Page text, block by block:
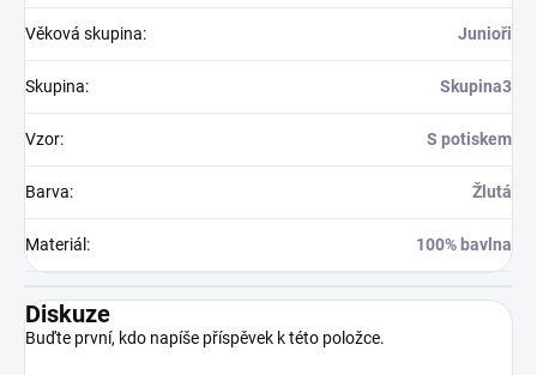
Věková skupina: Junioři
Skupina: Skupina3
Vzor: S potiskem
Barva: Žlutá
Materiál : 100% bavlna
Diskuze
Buďte první, kdo napíše příspěvek k této položce.